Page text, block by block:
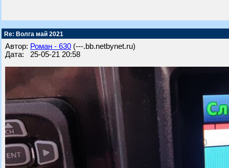
Re: Волга май 2021
Автор: Роман - 630 (---.bb.netbynet.ru)
Дата: 25-05-21 20:58